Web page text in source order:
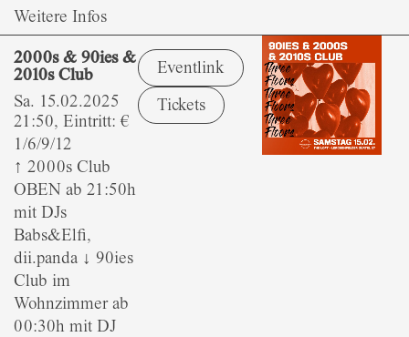
Weitere Infos
2000s & 90ies &
2010s Club
Sa. 15.02.2025
21:50, Eintritt: €
1/6/9/12
↑ 2000s Club
OBEN ab 21:50h
mit DJs
Babs&Elfi,
dii.panda ↓ 90ies
Club im
Wohnzimmer ab
00:30h mit DJ
Eventlink
Tickets